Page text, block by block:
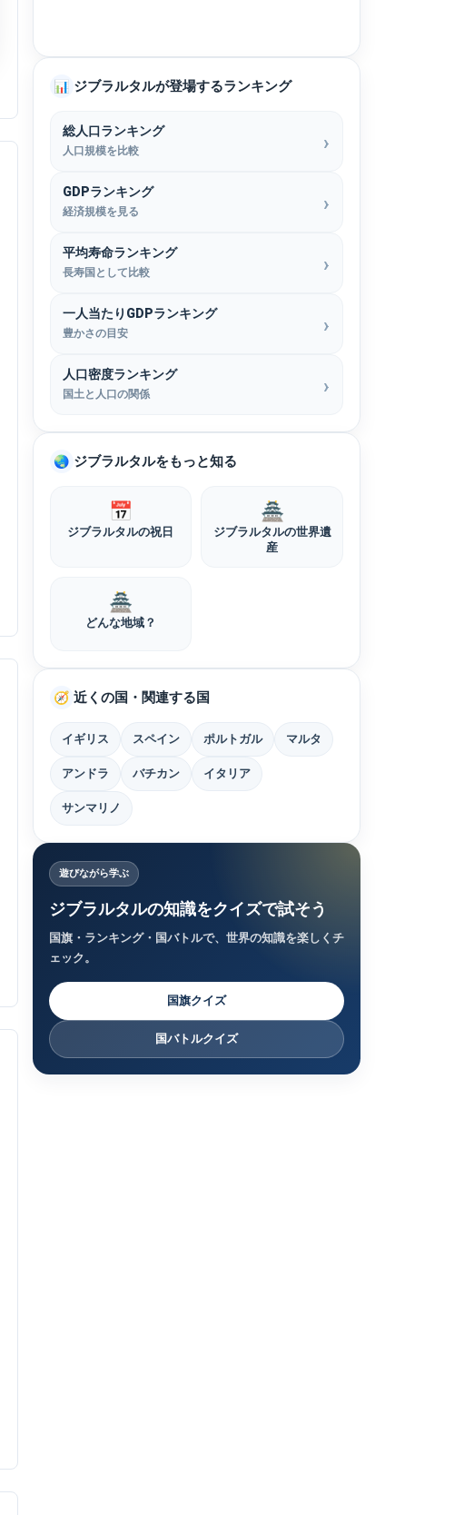
📊 ジブラルタルが登場するランキング
総人口ランキング
人口規模を比較
GDPランキング
経済規模を見る
平均寿命ランキング
長寿国として比較
一人当たりGDPランキング
豊かさの目安
人口密度ランキング
国土と人口の関係
🌏 ジブラルタルをもっと知る
📅
ジブラルタルの祝日
🏯
ジブラルタルの世界遺
産
🏯
どんな地域？
🧭 近くの国・関連する国
イギリス スペイン ポルトガル マルタ
アンドラ バチカン イタリア
サンマリノ
遊びながら学ぶ
ジブラルタルの知識をクイズで試そう
国旗・ランキング・国バトルで、世界の知識を楽しくチ
ェック。
国旗クイズ
国バトルクイズ